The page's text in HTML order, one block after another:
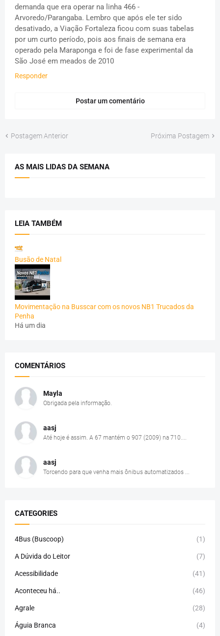
demanda que era operar na linha 466 -
Arvoredo/Parangaba. Lembro que após ele ter sido
desativado, a Viação Fortaleza ficou com suas tabelas
por um curto período, pois aos finais de semana era
operado pela Maraponga e foi de fase experimental da
São José em meados de 2010
Responder
Postar um comentário
Postagem Anterior Próxima Postagem
AS MAIS LIDAS DA SEMANA
LEIA TAMBÉM
Busão de Natal
Movimentação na Busscar com os novos NB1 Trucados da
Penha
Há um dia
COMENTÁRIOS
Mayla
Obrigada pela informação.
aasj
Até hoje é assim. A 67 mantém o 907 (2009) na 710....
aasj
Torcendo para que venha mais ônibus automatizados ...
CATEGORIES
4Bus (Buscoop) (1)
A Dúvida do Leitor (7)
Acessibilidade (41)
Aconteceu há.. (46)
Agrale (28)
Águia Branca (4)